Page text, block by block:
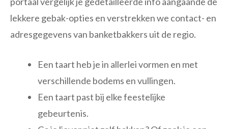
lekkere gebak-opties en verstrekken we contact- en
adresgegevens van banketbakkers uit de regio.
Een taart heb je in allerlei vormen en met
verschillende bodems en vullingen.
Een taart past bij elke feestelijke
gebeurtenis.